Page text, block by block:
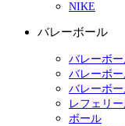
NIKE
バレーボール
バレーボ
バレーボ
バレーボ
レフェリ
ボール